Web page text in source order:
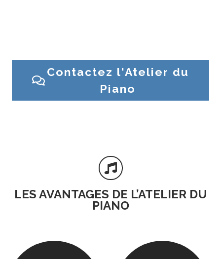
Contactez l'Atelier du
Piano

LES AVANTAGES DE L’ATELIER DU
PIANO